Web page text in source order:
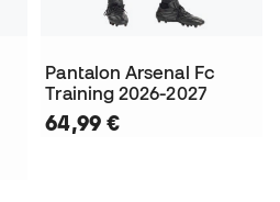
Pantalon Arsenal Fc
Training 2026-2027
64,99 €